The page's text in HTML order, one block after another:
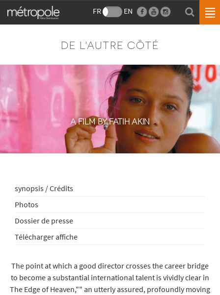
FR EN
DE L'AUTRE CÔTÉ
A FILM BY FATIH AKIN
synopsis / Crédits
Photos
Dossier de presse
Télécharger affiche
The point at which a good director crosses the career bridge
to become a substantial international talent is vividly clear in
The Edge of Heaven,"" an utterly assured, profoundly moving